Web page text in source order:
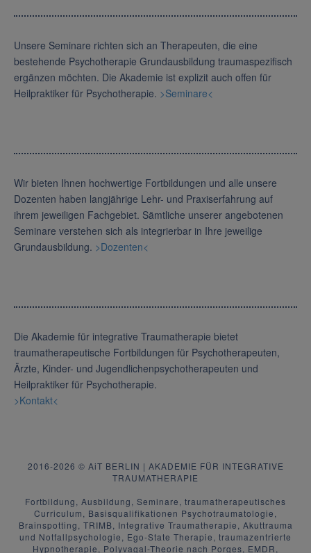
Unsere Seminare richten sich an Therapeuten, die eine
bestehende Psychotherapie Grundausbildung traumaspezifisch
ergänzen möchten. Die Akademie ist explizit auch offen für
Heilpraktiker für Psychotherapie. >Seminare<
Wir bieten Ihnen hochwertige Fortbildungen und alle unsere
Dozenten haben langjährige Lehr- und Praxiserfahrung auf
ihrem jeweiligen Fachgebiet. Sämtliche unserer angebotenen
Seminare verstehen sich als integrierbar in Ihre jeweilige
Grundausbildung. >Dozenten<
Die Akademie für integrative Traumatherapie bietet
traumatherapeutische Fortbildungen für Psychotherapeuten,
Ärzte, Kinder- und Jugendlichenpsychotherapeuten und
Heilpraktiker für Psychotherapie.
>Kontakt<
2016-2026 © AiT BERLIN | AKADEMIE FÜR INTEGRATIVE
TRAUMATHERAPIE
Fortbildung, Ausbildung, Seminare, traumatherapeutisches
Curriculum, Basisqualifikationen Psychotraumatologie,
Brainspotting, TRIMB, Integrative Traumatherapie, Akuttrauma
und Notfallpsychologie, Ego-State Therapie, traumazentrierte
Hypnotherapie, Polyvagal-Theorie nach Porges, EMDR,